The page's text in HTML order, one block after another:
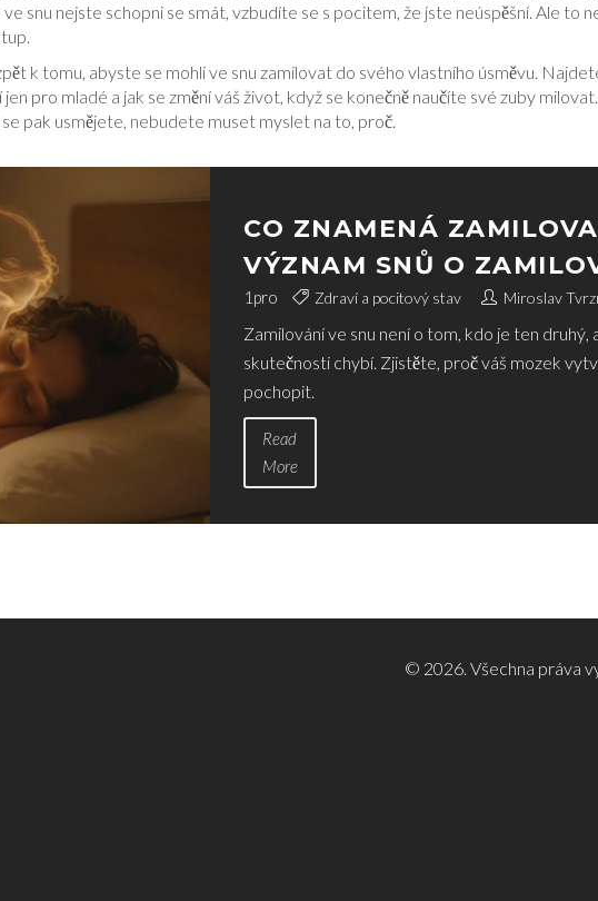
snu nejste schopni se smát, vzbudíte se s pocitem, že jste neúspěšní. Ale to
k tomu, abyste se mohli ve snu zamilovat do svého vlastního úsměvu.
pro mladé a jak se změní váš život, když se konečně naučíte své zuby
pak usmějete, nebudete muset myslet na to, proč.
CO ZNAMENÁ
VÝZNAM SNŮ O
SOUVISLOST S EMOCEMI
1 pro Zdraví a pocitový stav Miroslav
Zamilování ve snu není o tom, kdo je ten druhý,
skutečnosti chybí. Zjistěte, proč váš mozek
pochopit.
Read
More
© 2026. Všechna práva